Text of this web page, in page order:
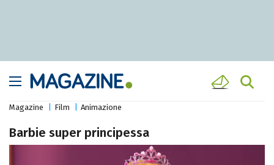
Magazine Film Animazione
Barbie super principessa